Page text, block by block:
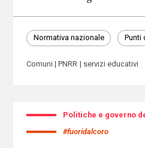
Normativa nazionale Punti
Comuni PNRR servizi educativi
Politiche e governo
#fuoridalcoro